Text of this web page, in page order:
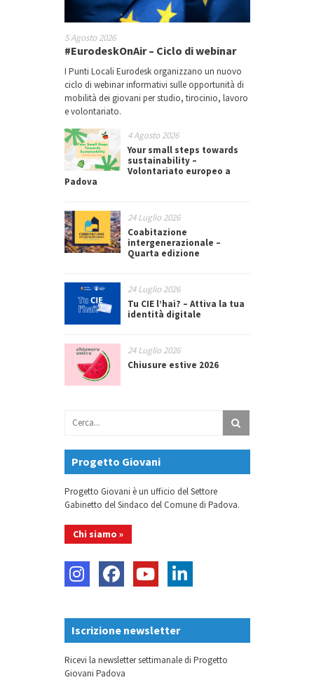
5 Agosto 2026
#EurodeskOnAir – Ciclo di webinar
I Punti Locali Eurodesk organizzano un nuovo
ciclo di webinar informativi sulle opportunità di
mobilità dei giovani per studio, tirocinio, lavoro
e volontariato.
4 Agosto 2026
Your small steps towards
sustainability –
Volontariato europeo a
Padova
24 Luglio 2026
Coabitazione
intergenerazionale –
Quarta edizione
24 Luglio 2026
Tu CIE l’hai? – Attiva la tua
identità digitale
24 Luglio 2026
Chiusure estive 2026
Progetto Giovani
Progetto Giovani è un ufficio del Settore
Gabinetto del Sindaco del Comune di Padova.
Chi siamo »
Iscrizione newsletter
Ricevi la newsletter settimanale di Progetto
Giovani Padova